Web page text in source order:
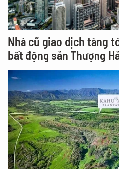
Nhà cũ giao dịch tăng
bất động sản Thượng